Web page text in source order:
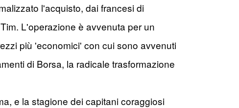
l'acquisto, dai francesi di
L'operazione è avvenuta per un
più 'economici' con cui sono avvenuti
di Borsa, la radicale trasformazione
e la stagione dei capitani coraggiosi